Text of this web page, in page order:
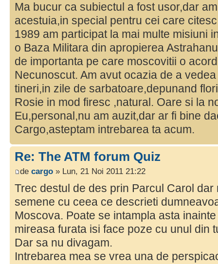
Ma bucur ca subiectul a fost usor,dar
acestuia,in special pentru cei care
1989 am participat la mai multe misiuni
o Baza Militara din apropierea
de importanta pe care moscovitii o
Necunoscut. Am avut ocazia de a
tineri,in zile de sarbatoare,depunand
Rosie in mod firesc ,natural. Oare si la
Eu,personal,nu am auzit,dar ar fi bine
Cargo,asteptam intrebarea ta acum.
Re: The ATM forum Quiz
de cargo » Lun, 21 Noi 2011 21:22
Trec destul de des prin Parcul Carol
semene cu ceea ce descrieti
Moscova. Poate se intampla asta
mireasa furata isi face poze cu unul din
Dar sa nu divagam.
Intrebarea mea se vrea una de